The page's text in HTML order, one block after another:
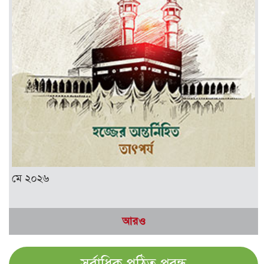
মে ২০২৬
আরও